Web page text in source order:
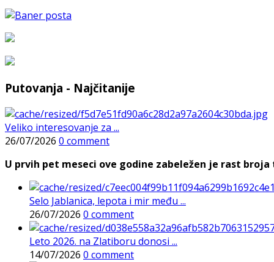
Putovanja - Najčitanije
Veliko interesovanje za ...
26/07/2026 0 comment
U prvih pet meseci ove godine zabeležen je rast
Selo Jablanica, lepota i mir među ...
26/07/2026 0 comment
Leto 2026. na Zlatiboru donosi ...
14/07/2026 0 comment